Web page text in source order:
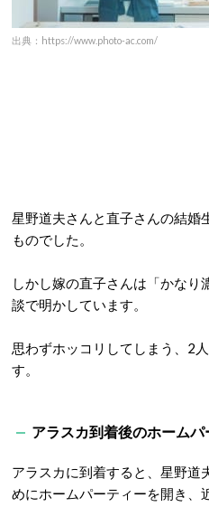
出典：https://www.photo-ac.com/
星野道夫さんと直子さんの結婚
ものでした。
しかし嫁の直子さんは「かな
談で明かしています。
思わずホッコリしてしまう、2
す。
アラスカ到着後のホームパ
アラスカに到着すると、星野道
めにホームパーティーを開き、